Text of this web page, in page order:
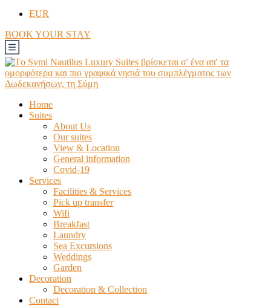
EUR
BOOK YOUR STAY
Home
Suites
About Us
Our suites
View & Location
General information
Covid-19
Services
Facilities & Services
Pick up transfer
Wifi
Breakfast
Laundry
Sea Excursions
Weddings
Garden
Decoration
Decoration & Collection
Contact